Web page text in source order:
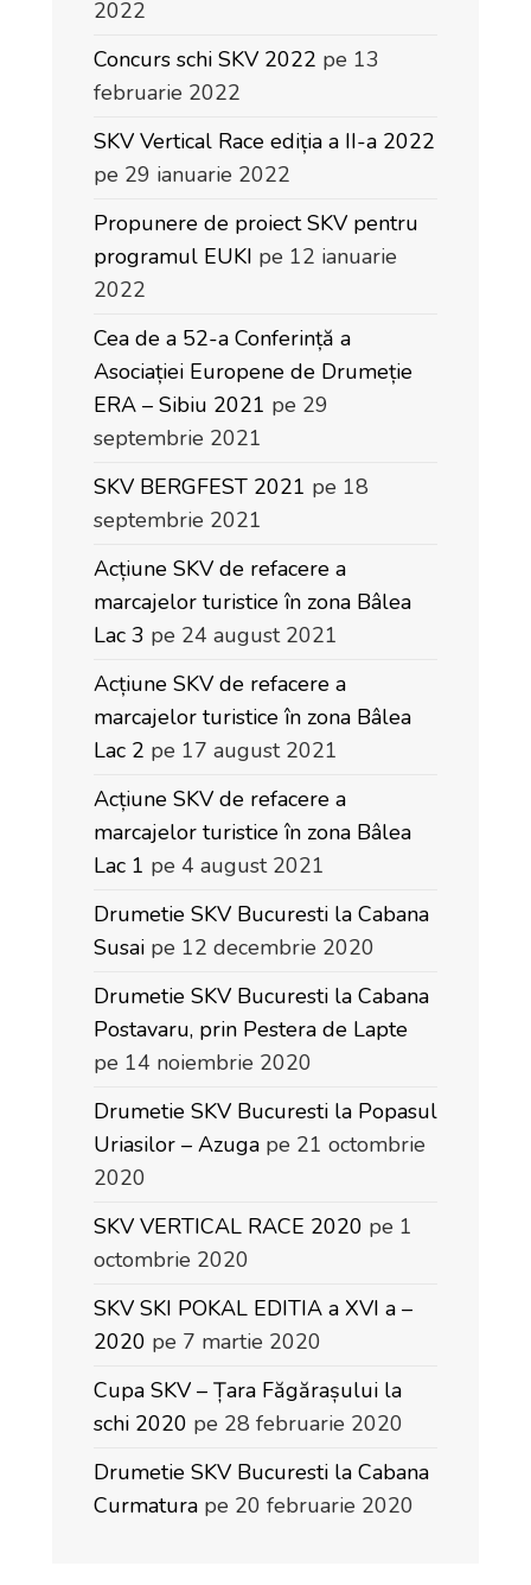
2022
Concurs schi SKV 2022 pe 13
februarie 2022
SKV Vertical Race ediția a II-a 2022
pe 29 ianuarie 2022
Propunere de proiect SKV pentru
programul EUKI pe 12 ianuarie
2022
Cea de a 52-a Conferință a
Asociației Europene de Drumeție
ERA – Sibiu 2021 pe 29
septembrie 2021
SKV BERGFEST 2021 pe 18
septembrie 2021
Acțiune SKV de refacere a
marcajelor turistice în zona Bâlea
Lac 3 pe 24 august 2021
Acțiune SKV de refacere a
marcajelor turistice în zona Bâlea
Lac 2 pe 17 august 2021
Acțiune SKV de refacere a
marcajelor turistice în zona Bâlea
Lac 1 pe 4 august 2021
Drumetie SKV Bucuresti la Cabana
Susai pe 12 decembrie 2020
Drumetie SKV Bucuresti la Cabana
Postavaru, prin Pestera de Lapte
pe 14 noiembrie 2020
Drumetie SKV Bucuresti la Popasul
Uriasilor – Azuga pe 21 octombrie
2020
SKV VERTICAL RACE 2020 pe 1
octombrie 2020
SKV SKI POKAL EDITIA a XVI a –
2020 pe 7 martie 2020
Cupa SKV – Țara Făgărașului la
schi 2020 pe 28 februarie 2020
Drumetie SKV Bucuresti la Cabana
Curmatura pe 20 februarie 2020